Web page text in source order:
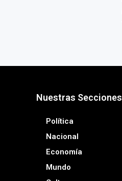
Nuestras Secciones
Política
Nacional
Economía
Mundo